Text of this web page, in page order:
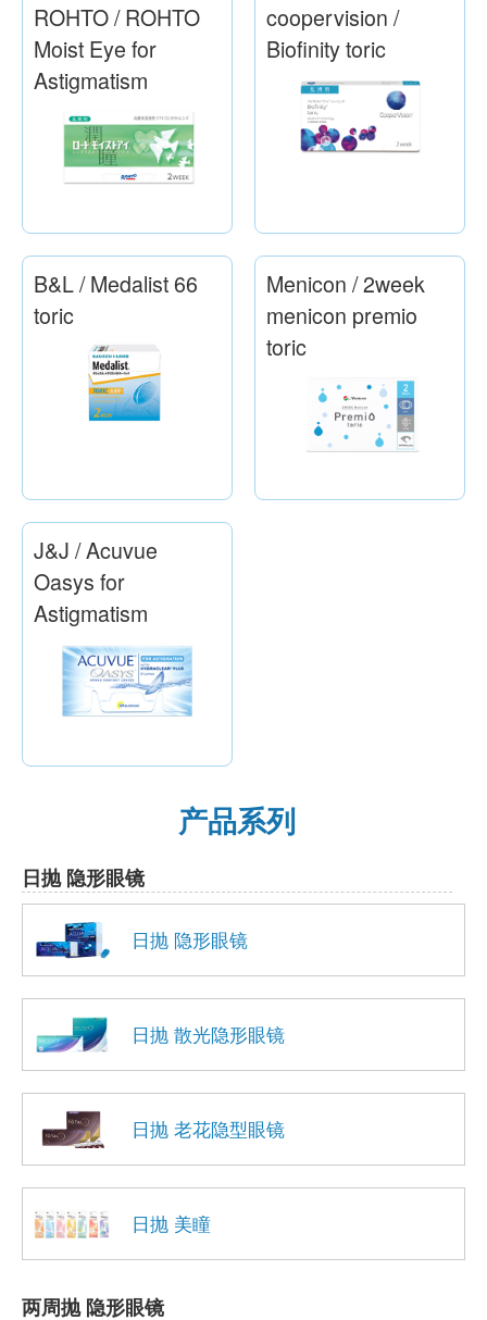
ROHTO / ROHTO
Moist Eye for
Astigmatism
coopervision /
Biofinity toric
B&L / Medalist 66
toric
Menicon / 2week
menicon premio
toric
J&J / Acuvue
Oasys for
Astigmatism
产品系列
日抛 隐形眼镜
日抛 隐形眼镜
日抛 散光隐形眼镜
日抛 老花隐型眼镜
日抛 美瞳
两周抛 隐形眼镜